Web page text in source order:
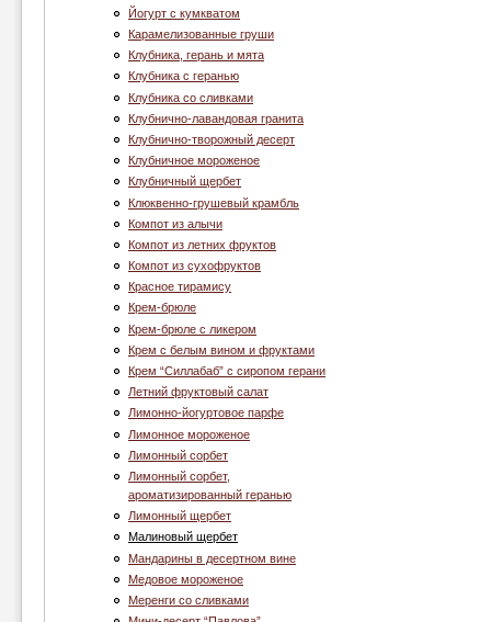
Йогурт с кумкватом
Карамелизованные груши
Клубника, герань и мята
Клубника c геранью
Клубника со сливками
Клубнично-лавандовая гранита
Клубнично-творожный десерт
Клубничное мороженое
Клубничный щербет
Клюквенно-грушевый крамбль
Компот из алычи
Компот из летних фруктов
Компот из сухофруктов
Красное тирамису
Крем-брюле
Крем-брюле с ликером
Крем с белым вином и фруктами
Крем “Cиллабаб” с сиропом герани
Летний фруктовый салат
Лимонно-йогуртовое парфе
Лимонное мороженое
Лимонный сорбет
Лимонный сорбет,
ароматизированный геранью
Лимонный щербет
Малиновый щербет
Мандарины в десертном вине
Медовое мороженое
Меренги со сливками